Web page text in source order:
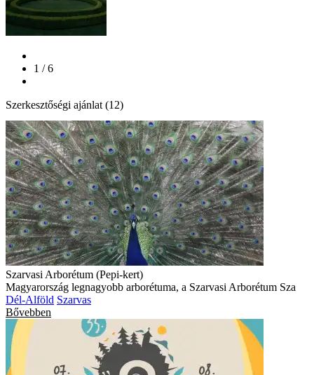
1 / 6
Szerkesztőségi ajánlat (12)
Szarvasi Arborétum (Pepi-kert)
Magyarország legnagyobb arborétuma, a Szarvasi Arborétum Sza
Dél-Alföld Szarvas
Bővebben